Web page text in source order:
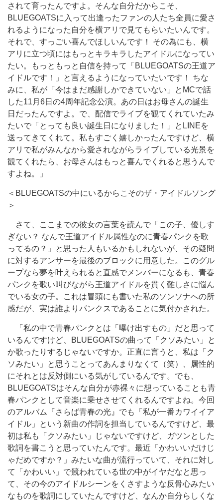
されて育ったんですよ。そんな自分だからこそ、
BLUEGOATSに入って出逢ったファンの人たち全員に愛さ
れるようになった自分を横アリで見てもらいたいんです。
それで、すっごい喜んでほしいんです！ その為にも、横
アリに立つ頃にはもっとキラキラしたアイドルになってい
たい。もっともっと自信を持って「BLUEGOATSの王道ア
イドルです！」と言えるようになっていたいです！ ちな
みに、私が「今はまだ感謝しかできていない」とMCで話
した11月6日の4周年記念公演。あの日はお母さんの誕生
日だったんですよ。で、配信でライブを観てくれていたみ
たいで「とっても良い誕生日になりました！」とLINEを
送ってきてくれて。私もすごく嬉しかったんですけど、横
アリで私がみんなから愛されながらライブしている光景を
観てくれたら、お母さんはもっと喜んでくれると思うんで
すよね。」
＜BLUEGOATSの中にいるからこそのザ・アイドルソング
＞
さて、ここまでの彼女の言葉を読んで「この子、優しす
ぎない？ なんで王道アイドル属性なのに青春パンクを歌
ってるの？」と思った人もいるかもしれないが、その疑問
に対するアンサーを最後のブロックに用意した。このグル
ープなら夢を叶えられると直感でメンバーになるも、青春
パンクを歌い叫びながら王道アイドルを貫く難しさに悩ん
でいる女の子。これは冒頭にも書いた私のソンソナへの所
感だが、実は誰よりパンクスであることに気付かされた。
「私の中で青春パンクとは「曝け出すもの」だと思って
いるんですけど、BLUEGOATSの曲って「クソみたい」と
か歌ったりするじゃないですか。正直に言うと、私は「ク
ソみたい」と思うことってあんまりなくて（笑）、属性的
にそれとは反対側にいる気がしているんです。でも、
BLUEGOATSはそんな自分が赤裸々に想っていることも青
春パンクとして音楽に乗せさせてくれるんですよね。今回
のアルバム『さらば青春の光』でも「私が一番カワイイア
イドル」という新曲の作詞を担当しているんですけど、最
初は私も「クソみたい」じゃないですけど、ガツンとした
歌詞を書こうと思っていたんです。最近「かわいいだけじ
ゃだめですか？」みたいな曲が流行っていて、それに対し
て「かわいい」で競われている世の中がイヤだなと思っ
て、その今のアイドルシーンをくさすような反骨心みたい
なものを歌詞にしていたんですけど、なんか自分らしくな